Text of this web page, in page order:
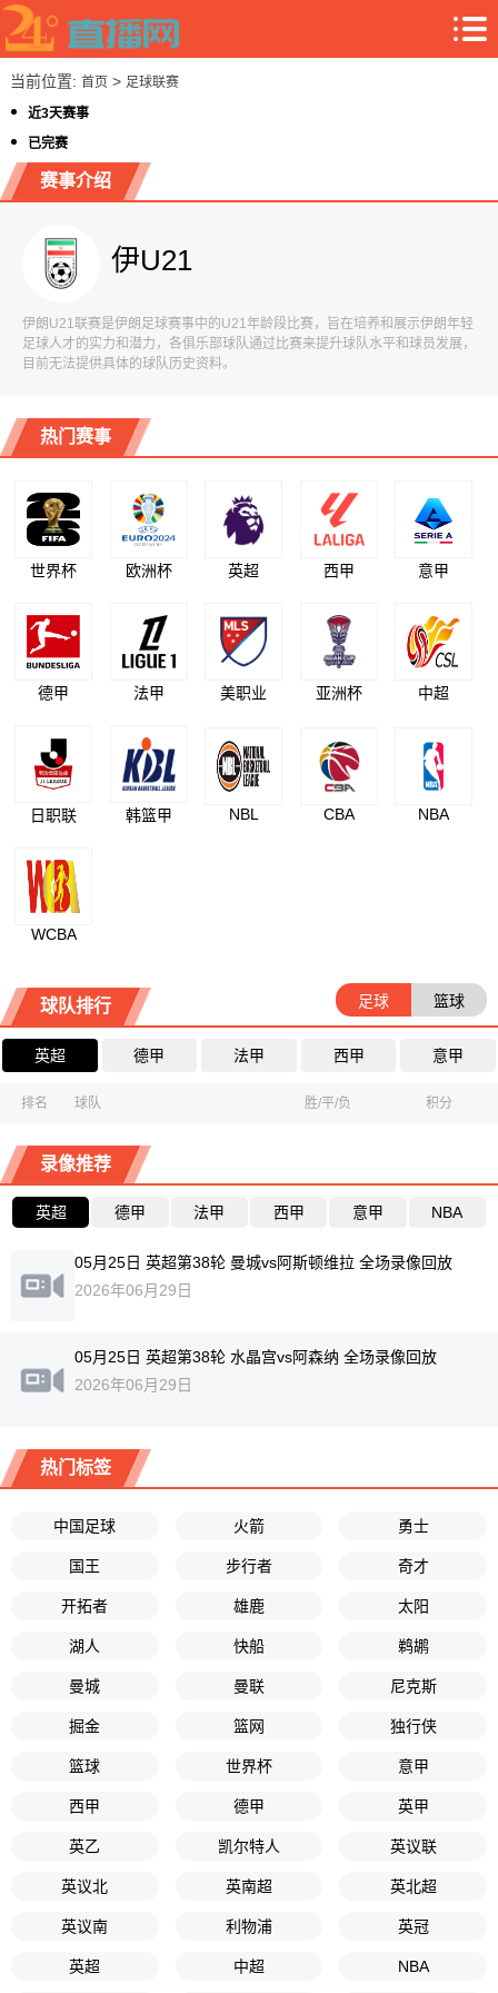
当前位置: 首页> 足球联赛
近3天赛事
已完赛
赛事介绍
伊U21
伊朗U21联赛是伊朗足球赛事中的U21年龄段比赛，旨在培养和展示伊朗年轻
足球人才的实力和潜力，各俱乐部球队通过比赛来提升球队水平和球员发展，
目前无法提供具体的球队历史资料。
热门赛事
世界杯 欧洲杯 英超 西甲 意甲
德甲 法甲 美职业 亚洲杯 中超
日职联 韩篮甲 NBL CBA NBA
WCBA
球队排行 足球 篮球
英超 德甲 法甲 西甲 意甲
排名 球队 胜/平/负 积分
录像推荐
英超 德甲 法甲 西甲 意甲 NBA
05月25日 英超第38轮 曼城vs阿斯顿维拉 全场录像回放
2026年06月29日
05月25日 英超第38轮 水晶宫vs阿森纳 全场录像回放
2026年06月29日
热门标签
中国足球 火箭 勇士
国王 步行者 奇才
开拓者 雄鹿 太阳
湖人 快船 鹈鹕
曼城 曼联 尼克斯
掘金 篮网 独行侠
篮球 世界杯 意甲
西甲 德甲 英甲
英乙 凯尔特人 英议联
英议北 英南超 英北超
英议南 利物浦 英冠
英超 中超 NBA